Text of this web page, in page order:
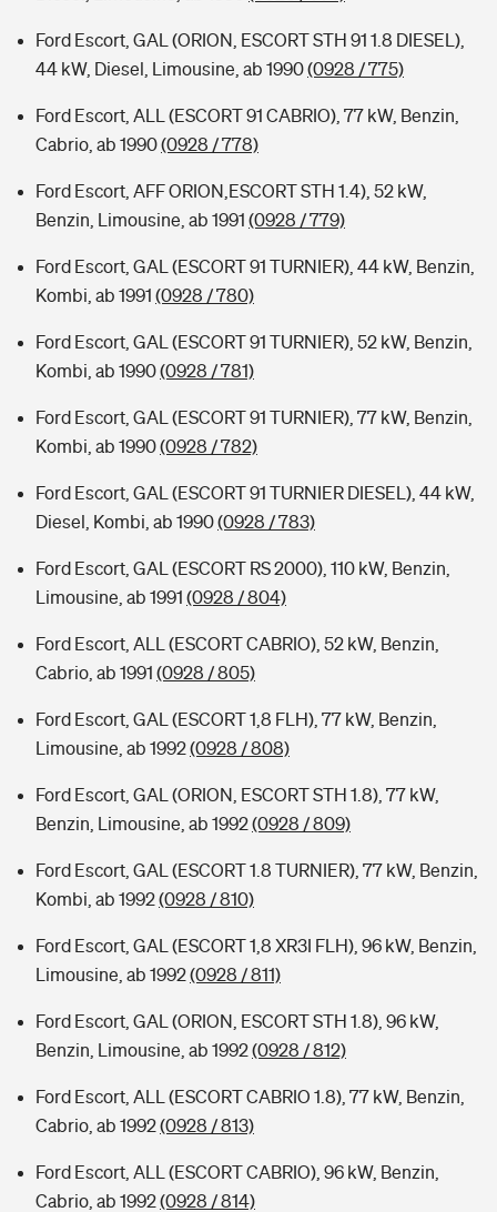
Ford Escort, GAL (ORION, ESCORT STH 91 1.8 DIESEL),
44 kW, Diesel, Limousine, ab 1990(0928 / 775)
Ford Escort, ALL (ESCORT 91 CABRIO), 77 kW, Benzin,
Cabrio, ab 1990(0928 / 778)
Ford Escort, AFF ORION,ESCORT STH 1.4), 52 kW,
Benzin, Limousine, ab 1991 (0928 / 779)
Ford Escort, GAL (ESCORT 91 TURNIER), 44 kW, Benzin,
Kombi, ab 1991 (0928 / 780)
Ford Escort, GAL (ESCORT 91 TURNIER), 52 kW, Benzin,
Kombi, ab 1990(0928 / 781)
Ford Escort, GAL (ESCORT 91 TURNIER), 77 kW, Benzin,
Kombi, ab 1990(0928 / 782)
Ford Escort, GAL (ESCORT 91 TURNIER DIESEL), 44 kW,
Diesel, Kombi, ab 1990(0928 / 783)
Ford Escort, GAL (ESCORT RS 2000), 110 kW, Benzin,
Limousine, ab 1991 (0928 / 804)
Ford Escort, ALL (ESCORT CABRIO), 52 kW, Benzin,
Cabrio, ab 1991 (0928 / 805)
Ford Escort, GAL (ESCORT 1,8 FLH), 77 kW, Benzin,
Limousine, ab 1992(0928 / 808)
Ford Escort, GAL (ORION, ESCORT STH 1.8), 77 kW,
Benzin, Limousine, ab 1992(0928 / 809)
Ford Escort, GAL (ESCORT 1.8 TURNIER), 77 kW, Benzin,
Kombi, ab 1992(0928 / 810)
Ford Escort, GAL (ESCORT 1,8 XR3I FLH), 96 kW, Benzin,
Limousine, ab 1992(0928 / 811)
Ford Escort, GAL (ORION, ESCORT STH 1.8), 96 kW,
Benzin, Limousine, ab 1992(0928 / 812)
Ford Escort, ALL (ESCORT CABRIO 1.8), 77 kW, Benzin,
Cabrio, ab 1992(0928 / 813)
Ford Escort, ALL (ESCORT CABRIO), 96 kW, Benzin,
Cabrio, ab 1992(0928 / 814)